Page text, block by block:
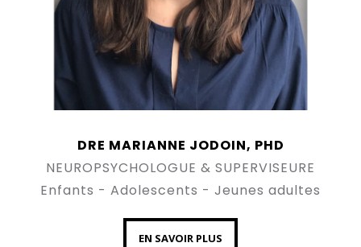
DRE MARIANNE JODOIN, PHD
NEUROPSYCHOLOGUE & SUPERVISEURE
Enfants - Adolescents - Jeunes adultes
EN SAVOIR PLUS